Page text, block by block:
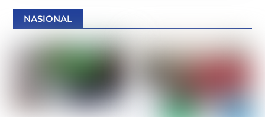
NASIONAL